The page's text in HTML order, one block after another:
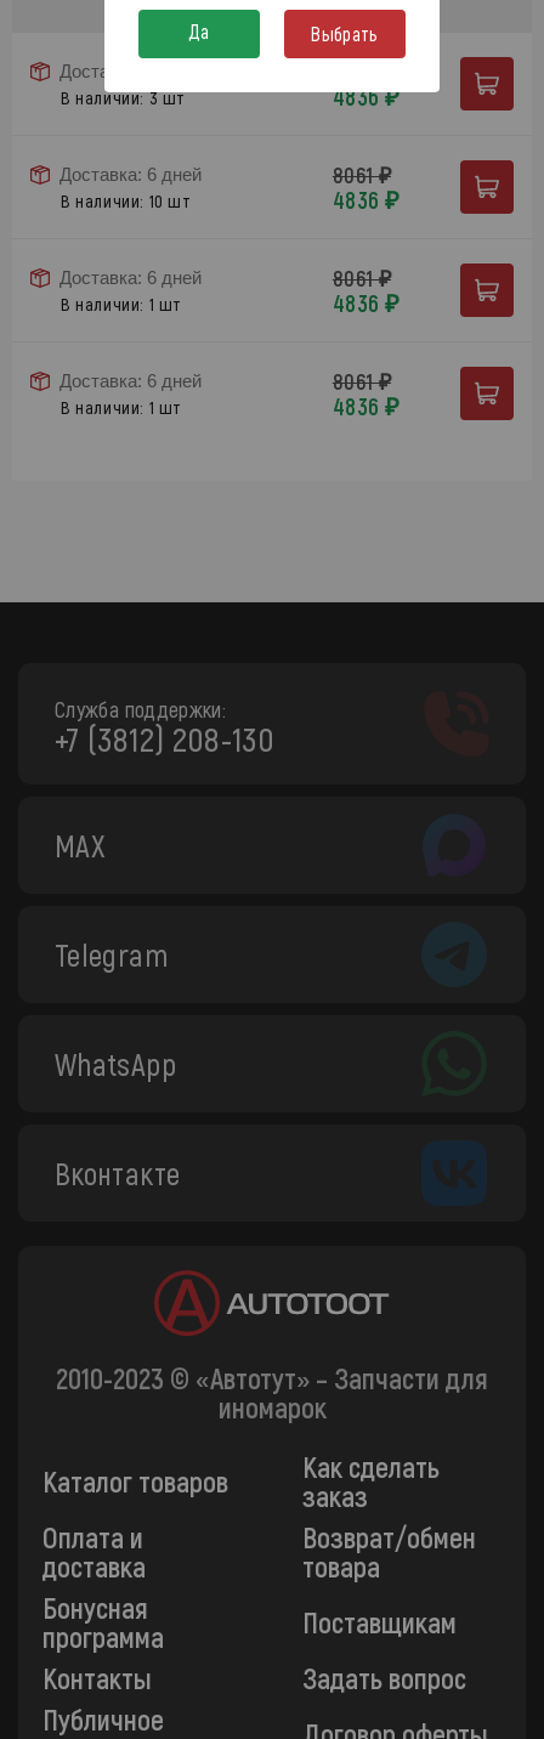
Доставка: 2 дня
В наличии: 3 шт 4836 ₽
Доставка: 6 дней
В наличии: 10 шт
8061 ₽
4836 ₽
Доставка: 6 дней
В наличии: 1 шт
8061 ₽
4836 ₽
Доставка: 6 дней
В наличии: 1 шт
8061 ₽
4836 ₽
Служба поддержки:
+7 (3812) 208-130
MAX
Telegram
WhatsApp
Вконтакте
2010-2023 © «Автотут» – Запчасти для
иномарок
Каталог товаров
Как сделать
заказ
Оплата и
доставка
Возврат/обмен
товара
Бонусная
программа
Поставщикам
Контакты
Задать вопрос
Публичное
Да Выбрать